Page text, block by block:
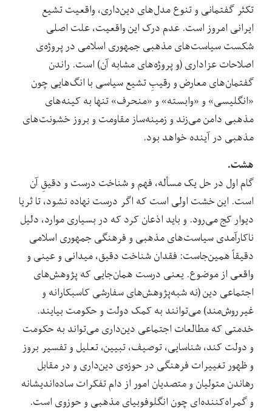
تکثر گفتمانی و تنوع مدل‌های دین‌داری، واقعیت تشیع
ایرانی امروز است. عدم درک این واقعیت، علت اصلی
شکست سیاست‌های مذهبی جمهوری اسلامی در پروژه‌ی
اصلاحات عزاداری (و پروژه‌های مشابه آن) است. راندن
گفتمان‌های معارض و رقیبِ تشیع سیاسی با انگ‌هایی چون
«انگلیسی» و «وابسته» و «منحرف» تنها به کینه‌های
مذهبی دامن می‌زند و زمینه‌ساز مقاومت و بروز خشونت‌های
مذهبی در آینده خواهد بود.
هشت.
گام اول در حل یک مسأله، فهم و شناخت درست و دقیقِ آن
است. این خشت اولی است که اگر درست نهاده نشود، تا ثریا
دیوار کج می‌رود. و باید اذعان کرد که در بسیاری موارد، دلیل
ناکارآمدی سیاست‌های مذهبی و فرهنگی جمهوری اسلامی
دقیقاً همین‌جاست: فقدان شناخت دقیق، میدانی و عینی و
واقعی از موضوع. یعنی درست همان‌جایی که پژوهش‌های
اجتماعی دین (نه شبه‌پژوهش‌های سفارشی کاسبکارانه و
غیرروش‌مند) می‌توانند به کمک دولت و حکومت بیایند.
خدمتی که مطالعات اجتماعی دین‌داری می‌تواند به حکومت
و دولت کند، شناسایی، توصیف، تبیین، تعلیل و تفسیر بروز
و ظهور تغییرات فرهنگی در حوزه‌ی دین‌داری و در مقابل
رهاندن متولیان و متصدیان امور از دام تفکرات ساده‌اندیشانه
و گمراه‌کننده‌ای چون انگلوفوبیای مذهبی و حوزوی است.